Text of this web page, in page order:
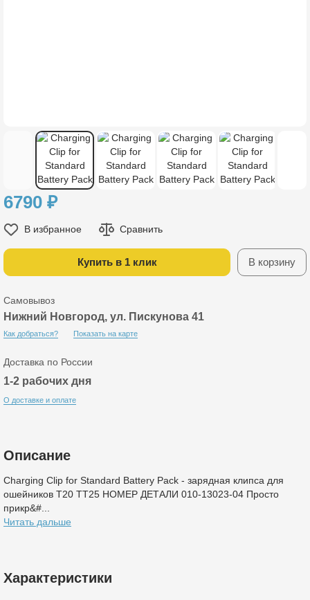
6790 ₽
Купить в 1 клик В корзину
В избранное Сравнить
Самовывоз
Нижний Новгород, ул. Пискунова 41
Как добраться? Показать на карте
Доставка по России
1-2 рабочих дня
О доставке и оплате
Описание
Charging Clip for Standard Battery Pack - зарядная клипса для
ошейников T20 TT25 НОМЕР ДЕТАЛИ 010-13023-04 Просто
прикр&#...
Читать дальше
Характеристики